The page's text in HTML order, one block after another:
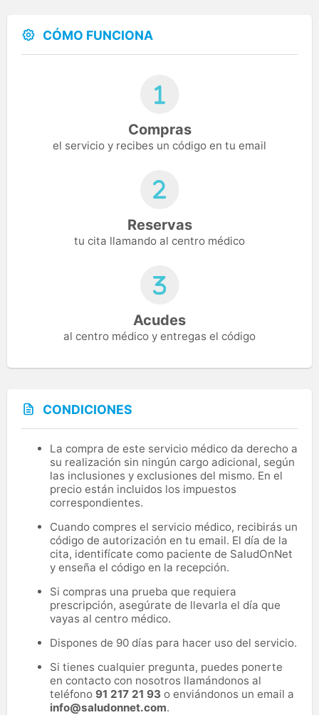
CÓMO FUNCIONA
Compras
el servicio y recibes un código en tu email
Reservas
tu cita llamando al centro médico
Acudes
al centro médico y entregas el código
CONDICIONES
La compra de este servicio médico da derecho a
su realización sin ningún cargo adicional, según
las inclusiones y exclusiones del mismo. En el
precio están incluidos los impuestos
correspondientes.
Cuando compres el servicio médico, recibirás un
código de autorización en tu email. El día de la
cita, identifícate como paciente de SaludOnNet
y enseña el código en la recepción.
Si compras una prueba que requiera
prescripción, asegúrate de llevarla el día que
vayas al centro médico.
Dispones de 90 días para hacer uso del servicio.
Si tienes cualquier pregunta, puedes ponerte
en contacto con nosotros llamándonos al
teléfono 91 217 21 93 o enviándonos un email a
info@saludonnet.com.